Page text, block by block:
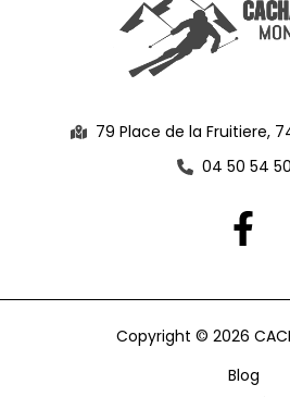
79 Place de la Fruitiere,
04 50 54
Copyright © 2026
Blog